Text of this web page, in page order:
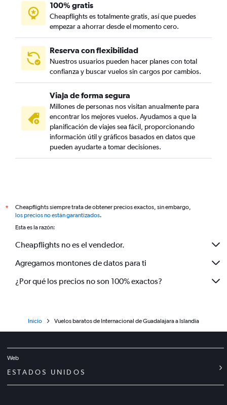
100% gratis
Cheapflights es totalmente gratis, así que puedes
empezar a ahorrar desde el momento cero.
Reserva con flexibilidad
Nuestros usuarios pueden hacer planes con total
confianza y buscar vuelos sin cargos por cambios.
Viaja de forma segura
Millones de personas nos visitan anualmente para
encontrar los mejores vuelos. Ayudamos a que la
planificación de viajes sea fácil, proporcionando
información útil y gráficos basados en datos que
pueden ayudarte a tomar decisiones.
*
Cheapflights siempre trata de obtener precios exactos, sin embargo,
los precios no están garantizados.
Esta es la razón:
Cheapflights no es el vendedor.
Agregamos montones de datos para ti
¿Por qué los precios no son 100% exactos?
Inicio Vuelos baratos de Internacional de Guadalajara a Islandia
Web
ESTADOS UNIDOS